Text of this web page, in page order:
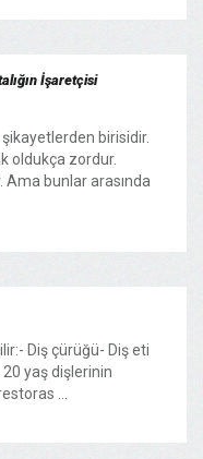
İşaretçisi
şikayetlerden birisidir.
oldukça zordur.
Ama bunlar arasında
Diş çürüğü- Diş eti
20 yaş dişlerinin
...